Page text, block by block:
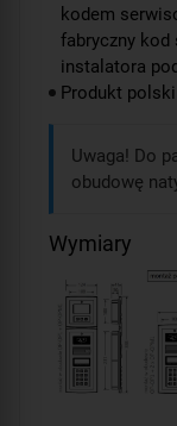
kodem
fabryczny kod
instalatora
Produkt polski
Uwaga! Do
obudowę
Wymiary